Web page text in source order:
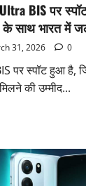
BIS पर
साथ भारत में
31, 2026 0
पर स्पॉट हुआ है,
की उम्मीद...